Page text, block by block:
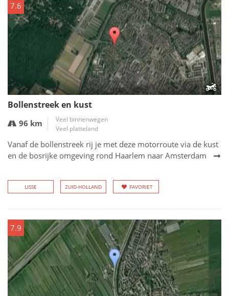
7.6
Bollenstreek en kust
96 km
Veel binnenwegen
Veel platteland
Vanaf de bollenstreek rij je met deze motorroute via de kust
en de bosrijke omgeving rond Haarlem naar Amsterdam
LISSE ZUID-HOLLAND FAVORIET
7.9